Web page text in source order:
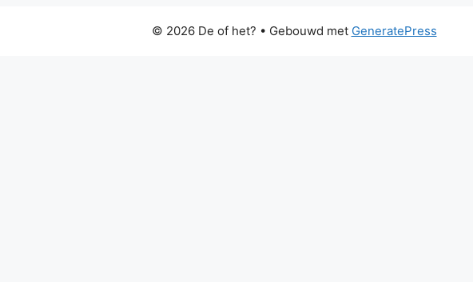
© 2026 De of het? • Gebouwd met GeneratePress